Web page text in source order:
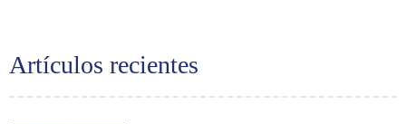
Artículos recientes